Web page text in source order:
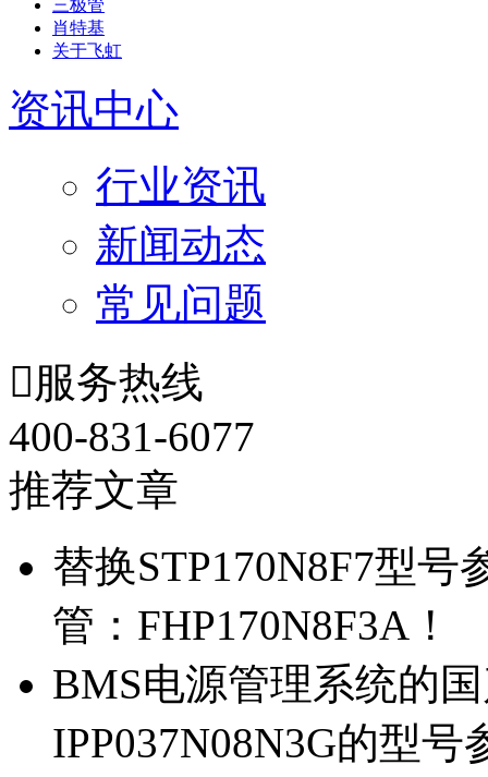
三极管
肖特基
关于飞虹
资讯中心
行业资讯
新闻动态
常见问题
服务热线
400-831-6077
推荐文章
替换STP170N8F7型
管：FHP170N8F3A！
BMS电源管理系统的
IPP037N08N3G的型号